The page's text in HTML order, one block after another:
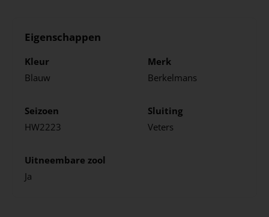
Eigenschappen
Kleur
Blauw
Merk
Berkelmans
Seizoen
HW2223
Sluiting
Veters
Uitneembare zool
Ja